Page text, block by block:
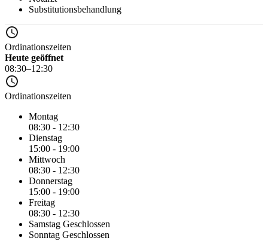
Substitutionsbehandlung
Ordinationszeiten
Heute geöffnet
08:30–12:30
Ordinationszeiten
Montag
08:30 - 12:30
Dienstag
15:00 - 19:00
Mittwoch
08:30 - 12:30
Donnerstag
15:00 - 19:00
Freitag
08:30 - 12:30
Samstag Geschlossen
Sonntag Geschlossen